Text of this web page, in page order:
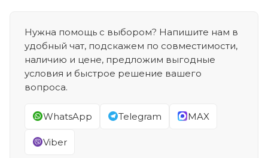
Нужна помощь с выбором? Напишите нам в
удобный чат, подскажем по совместимости,
наличию и цене, предложим выгодные
условия и быстрое решение вашего
вопроса.
WhatsApp Telegram MAX
Viber